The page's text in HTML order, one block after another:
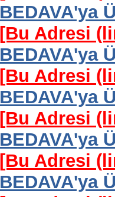
BEDAVA'ya
[Bu Adresi
BEDAVA'ya
[Bu Adresi
BEDAVA'ya
[Bu Adresi
BEDAVA'ya
[Bu Adresi
BEDAVA'ya